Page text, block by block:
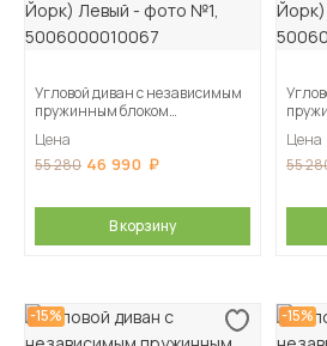
Угловой диван с независимым
пружинным блоком
Левый
Цена
55 280 46 990
В корзину
Цена
55
-15% -15%